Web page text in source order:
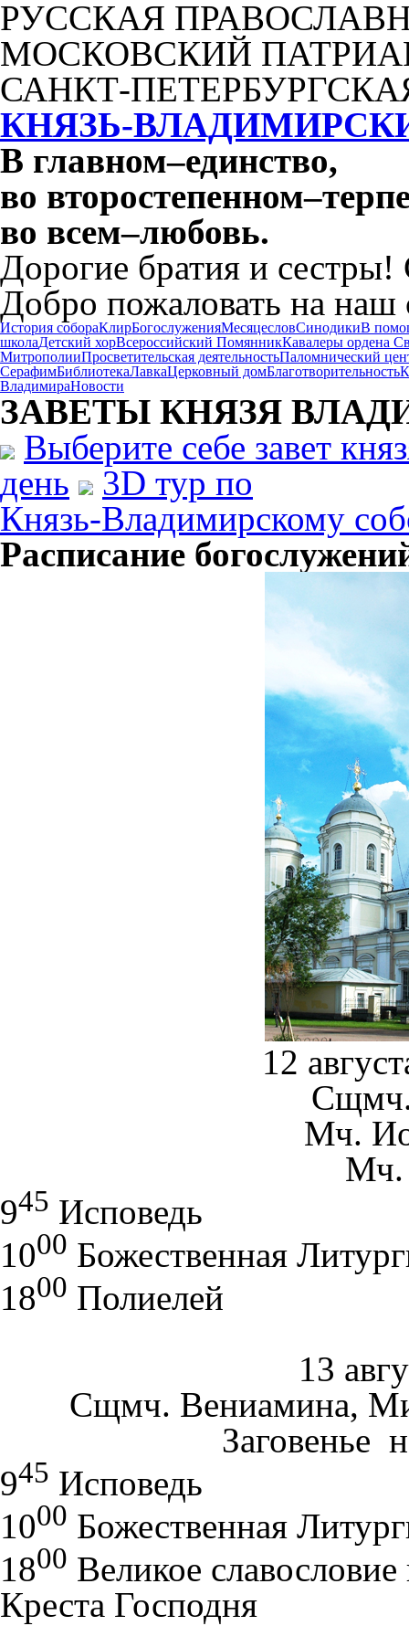
РУССКАЯ
МОСКОВСКИЙ
САНКТ-
КНЯЗЬ-
В главном–единство,
во второстепенном–
во всем–любовь.
Дорогие братия и
Добро пожаловать на наш
История собораКлирБогослуженияМесяцесловСинодикиВ
школаДетский хорВсероссийский ПомянникКавалеры ордена
МитрополииПросветительская деятельностьПаломнический
СерафимБиблиотекаЛавкаЦерковный домБлаготворительность
ВладимираНовости
ЗАВЕТЫ КНЯЗЯ
Выберите себе завет
день
3D тур по
Князь-Владимирскому
Расписание
12
Мч.
Мч.
945 Исповедь
1000 Божественная
1800 Полиелей
13
Сщмч. Вениамина,
Заговенье
945 Исповедь
1000 Божественная
1800 Великое
Креста Господня